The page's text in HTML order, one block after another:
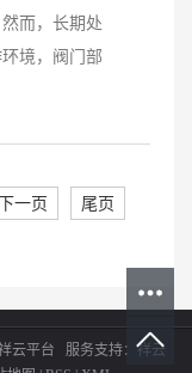
而，长期处
境，阀门部
一页 尾页
云平台 服务支持：祥云